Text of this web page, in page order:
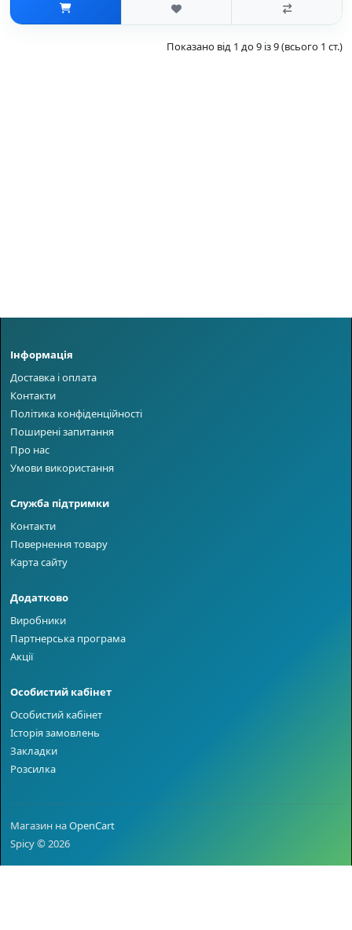
Показано від 1 до 9 із 9 (всього 1 ст.)
Інформація
Доставка і оплата
Контакти
Політика конфіденційності
Поширені запитання
Про нас
Умови використання
Служба підтримки
Контакти
Повернення товару
Карта сайту
Додатково
Виробники
Партнерська програма
Акції
Особистий кабінет
Особистий кабінет
Історія замовлень
Закладки
Розсилка
Магазин наOpenCart
Spicy © 2026